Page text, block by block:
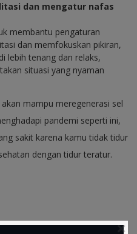
dan mengatur nafas
membantu pengaturan
dan memfokuskan pikiran,
lebih tenang dan relaks,
situasi yang nyaman
mampu meregenerasi sel
pandemi seperti ini,
sakit karena kamu tidak tidur
dengan tidur teratur.